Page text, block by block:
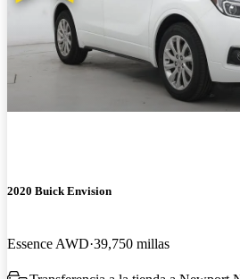
2020 Buick Envision
Essence AWD 39,750 millas